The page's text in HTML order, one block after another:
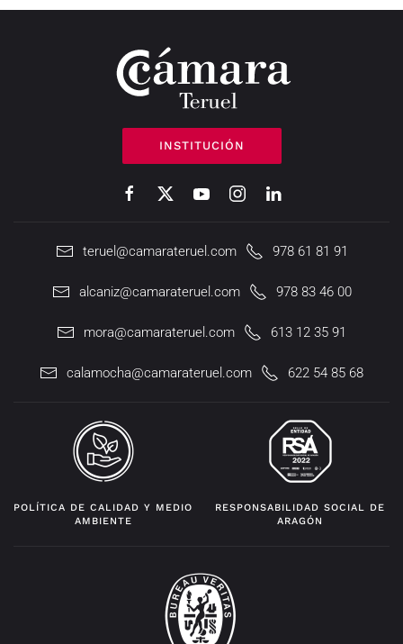
INSTITUCIÓN
teruel@camarateruel.com 978 61 81 91
alcaniz@camarateruel.com 978 83 46 00
mora@camarateruel.com 613 12 35 91
calamocha@camarateruel.com 622 54 85 68
POLÍTICA DE CALIDAD Y MEDIO
AMBIENTE
RESPONSABILIDAD SOCIAL DE
ARAGÓN